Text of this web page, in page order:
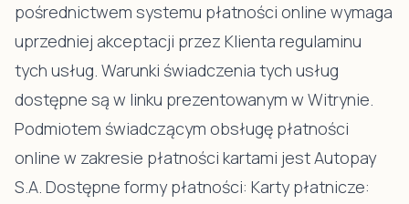
pośrednictwem systemu płatności online wymaga
uprzedniej akceptacji przez Klienta regulaminu
tych usług. Warunki świadczenia tych usług
dostępne są w linku prezentowanym w Witrynie.
Podmiotem świadczącym obsługę płatności
online w zakresie płatności kartami jest Autopay
S.A. Dostępne formy płatności: Karty płatnicze: